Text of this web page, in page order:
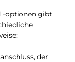
-optionen gibt
der